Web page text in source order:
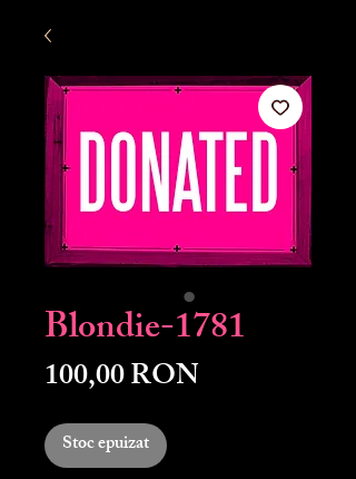
Blondie-1781
100,00 RONPreț
Stoc epuizat